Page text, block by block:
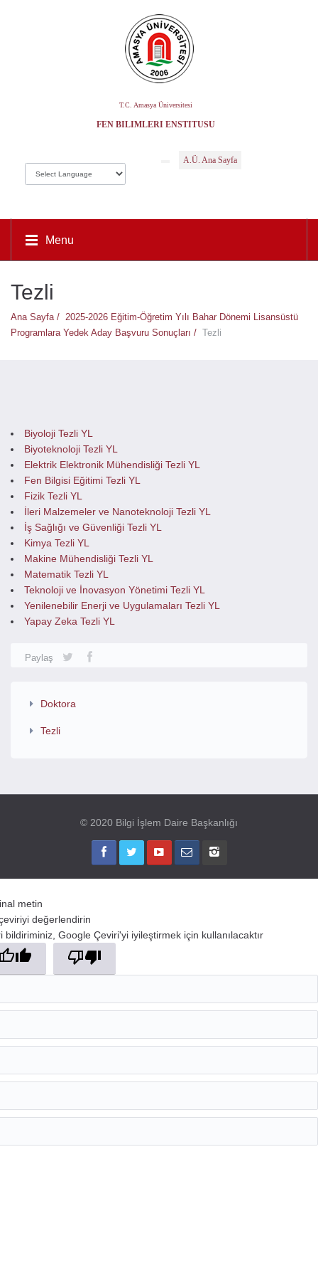
T.C. Amasya Üniversitesi
FEN BILIMLERI ENSTITÜSÜ
A.Ü. Ana Sayfa
Menu
Tezli
Ana Sayfa / 2025-2026 Eğitim-Öğretim Yılı Bahar Dönemi Lisansüstü
Programlara Yedek Aday Başvuru Sonuçları / Tezli
Biyoloji Tezli YL
Biyoteknoloji Tezli YL
Elektrik Elektronik Mühendisliği Tezli YL
Fen Bilgisi Eğitimi Tezli YL
Fizik Tezli YL
İleri Malzemeler ve Nanoteknoloji Tezli YL
İş Sağlığı ve Güvenliği Tezli YL
Kimya Tezli YL
Makine Mühendisliği Tezli YL
Matematik Tezli YL
Teknoloji ve İnovasyon Yönetimi Tezli YL
Yenilenebilir Enerji ve Uygulamaları Tezli YL
Yapay Zeka Tezli YL
Paylaş
Doktora
Tezli
© 2020 Bilgi İşlem Daire Başkanlığı
metin
değerlendirin
bildiriminiz, Google Çeviri'yi iyileştirmek için kullanılacaktır